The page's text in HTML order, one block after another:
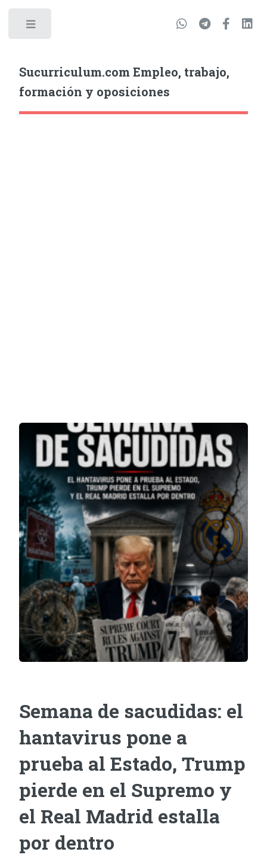
Sucurriculum.com Empleo, trabajo,
formación y oposiciones
Semana de sacudidas: el
hantavirus pone a
prueba al Estado, Trump
pierde en el Supremo y
el Real Madrid estalla
por dentro